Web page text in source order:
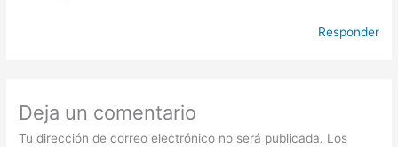
Responder
Deja un comentario
Tu dirección de correo electrónico no será publicada. Los